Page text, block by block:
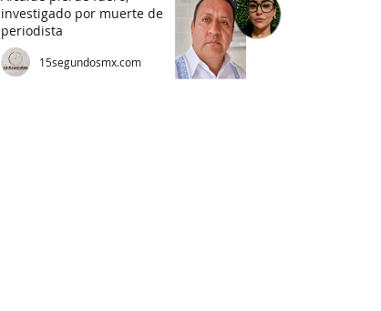
investigado por muerte de
periodista
15segundosmx.com